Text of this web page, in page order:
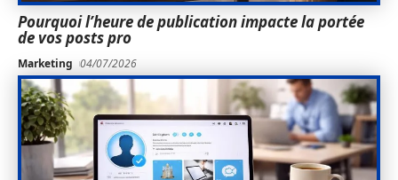
Pourquoi l’heure de publication impacte la portée
de vos posts pro
Marketing 04/07/2026